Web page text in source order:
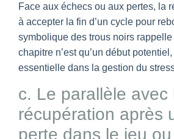
Face aux échecs ou aux pertes, la
à accepter la fin d’un cycle pour
symbolique des trous noirs rappelle
chapitre n’est qu’un début
essentielle dans la gestion du
c. Le parallèle avec
récupération après
perte dans le jeu